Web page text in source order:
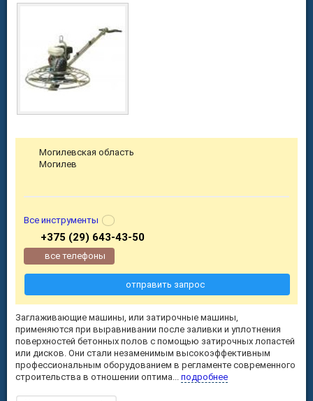
Заглаживающие машины, или затирочные машины,
применяются при выравнивании после заливки и уплотнения
поверхностей бетонных полов с помощью затирочных лопастей
или дисков. Они стали незаменимым высокоэффективным
профессиональным оборудованием в регламенте современного
строительства в отношении оптима... подробнее
Могилевская область
Могилев
Все инструменты
+375 (29) 643-43-50
все телефоны
отправить запрос